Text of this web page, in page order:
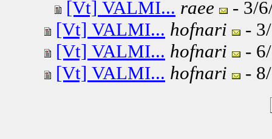
[Vt] VALMI... raee
- 3/
[Vt] VALMI... hofnari
-
[Vt] VALMI... hofnari
-
[Vt] VALMI... hofnari -